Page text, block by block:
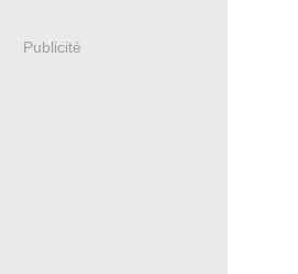
Publicité